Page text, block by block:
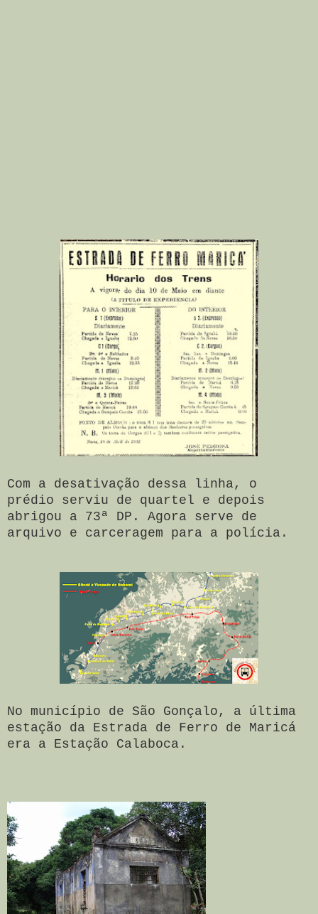
Com a desativação dessa linha, o
prédio serviu de quartel e depois
abrigou a 73ª DP. Agora serve de
arquivo e carceragem para a polícia.
No município de São Gonçalo, a última
estação da Estrada de Ferro de Maricá
era a Estação Calaboca.